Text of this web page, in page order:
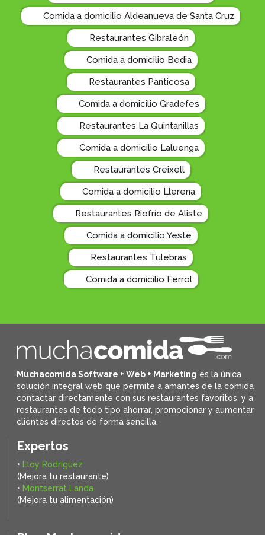
Comida a domicilio Aldeanueva de Santa Cruz
Restaurantes Gibraleón
Comida a domicilio Bedia
Restaurantes Panticosa
Comida a domicilio Gradefes
Restaurantes La Quintanillas
Comida a domicilio Laluenga
Restaurantes Creixell
Comida a domicilio Llerena
Restaurantes Riofrío de Aliste
Comida a domicilio Yeste
Restaurantes Tulebras
Comida a domicilio Ferrol
Muchacomida Software + Web + Marketing es la única
solución integral web que permite a amantes de la comida
contactar directamente con sus restaurantes favoritos, ya
restaurantes de todo tipo ahorrar, promocionar y aumentar
clientes directos de forma sencilla.
Expertos
• Eloy Rodríguez
(Mejora tu restaurante)
• Montserrat Landa
(Mejora tu alimentación)